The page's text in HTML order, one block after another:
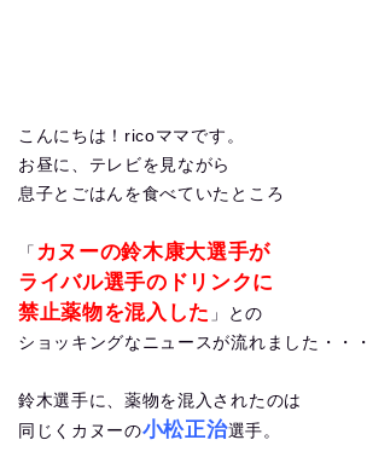
こんにちは！ricoママです。
お昼に、テレビを見ながら
息子とごはんを食べていたところ
「 カヌーの鈴木康大選手が
ライバル選手のドリンクに
禁止薬物を混入した 」との
ショッキングなニュースが流れました・・・
鈴木選手に、薬物を混入されたのは
同じくカヌーの小松正治選手。